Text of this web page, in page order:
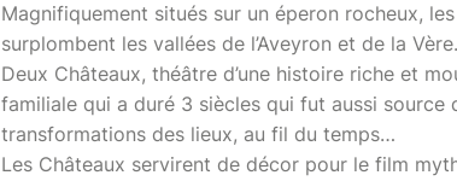
Magnifiquement situés sur un éperon rocheux,
surplombent les vallées de l’Aveyron et de la Vère.
Deux Châteaux, théâtre d’une histoire riche et
familiale qui a duré 3 siècles qui fut aussi source
transformations des lieux, au fil du temps…
Les Châteaux servirent de décor pour le film